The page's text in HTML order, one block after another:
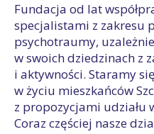
Fundacja od lat
specjalistami z zakresu
psychotraumy,
w swoich dziedzinach z
i aktywności. Staramy
w życiu mieszkańców
z propozycjami udziału
Coraz częściej nasze